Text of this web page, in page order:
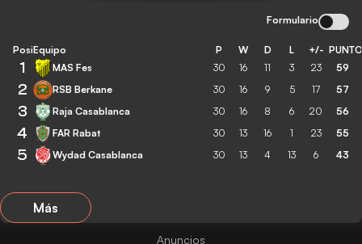
Formulario
Posición
Equipo P W D L +/-
1 MAS Fes 30 16 11 3 23 59
2 RSB Berkane 30 16 9 5 17 57
3 Raja Casablanca 30 16 8 6 20 56
4 FAR Rabat 30 13 16 1 23 55
5 Wydad Casablanca 30 13 4 13 6 43
Más